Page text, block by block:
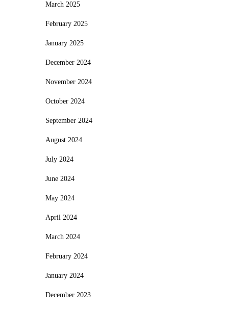
March 2025
February 2025
January 2025
December 2024
November 2024
October 2024
September 2024
August 2024
July 2024
June 2024
May 2024
April 2024
March 2024
February 2024
January 2024
December 2023